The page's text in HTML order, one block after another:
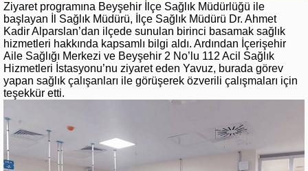
Ziyaret programına Beyşehir İlçe Sağlık Müdürlüğü ile
başlayan İl Sağlık Müdürü, İlçe Sağlık Müdürü Dr. Ahmet
Kadir Alparslan’dan ilçede sunulan birinci basamak sağlık
hizmetleri hakkında kapsamlı bilgi aldı. Ardından İçerişehir
Aile Sağlığı Merkezi ve Beyşehir 2 No’lu 112 Acil Sağlık
Hizmetleri İstasyonu’nu ziyaret eden Yavuz, burada görev
yapan sağlık çalışanları ile görüşerek özverili çalışmaları için
teşekkür etti.